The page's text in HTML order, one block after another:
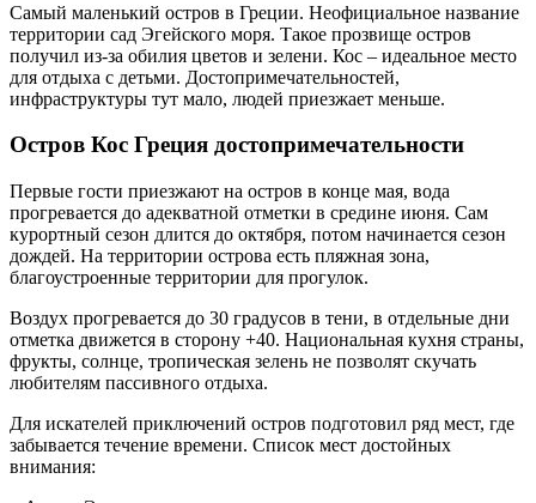
Самый маленький остров в Греции. Неофициальное название
территории сад Эгейского моря. Такое прозвище остров
получил из-за обилия цветов и зелени. Кос – идеальное место
для отдыха с детьми. Достопримечательностей,
инфраструктуры тут мало, людей приезжает меньше.
Остров Кос Греция достопримечательности
Первые гости приезжают на остров в конце мая, вода
прогревается до адекватной отметки в средине июня. Сам
курортный сезон длится до октября, потом начинается сезон
дождей. На территории острова есть пляжная зона,
благоустроенные территории для прогулок.
Воздух прогревается до 30 градусов в тени, в отдельные дни
отметка движется в сторону +40. Национальная кухня страны,
фрукты, солнце, тропическая зелень не позволят скучать
любителям пассивного отдыха.
Для искателей приключений остров подготовил ряд мест, где
забывается течение времени. Список мест достойных
внимания: